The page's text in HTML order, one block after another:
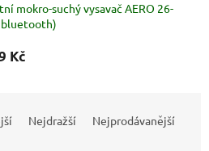
mokro-suchý vysavač AERO 26-
bluetooth)
Kč
Nejdražší Nejprodávanější